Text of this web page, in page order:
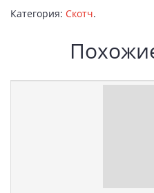
Категория: Скотч.